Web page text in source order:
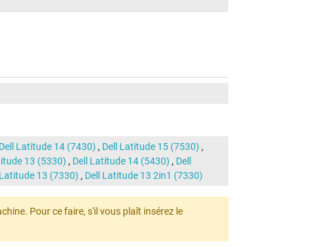
Latitude 14 (7430) , Dell Latitude 15 (7530) ,
13 (5330) , Dell Latitude 14 (5430) , Dell
13 (7330) , Dell Latitude 13 2in1 (7330)
Pour ce faire, s'il vous plaît insérez le